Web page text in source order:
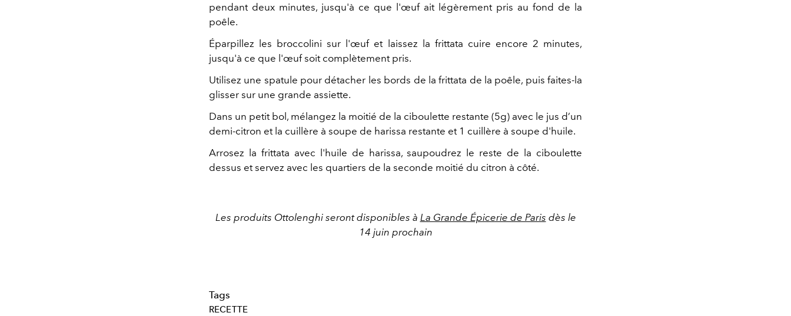
pendant deux minutes, jusqu'à ce que l'œuf ait légèrement pris au fond de la
poêle.
Éparpillez les broccolini sur l'œuf et laissez la frittata cuire encore 2 minutes,
jusqu'à ce que l'œuf soit complètement pris.
Utilisez une spatule pour détacher les bords de la frittata de la poêle, puis faites-la
glisser sur une grande assiette.
Dans un petit bol, mélangez la moitié de la ciboulette restante (5g) avec le jus d’un
demi-citron et la cuillère à soupe de harissa restante et 1 cuillère à soupe d'huile.
Arrosez la frittata avec l'huile de harissa, saupoudrez le reste de la ciboulette
dessus et servez avec les quartiers de la seconde moitié du citron à côté.
Les produits Ottolenghi seront disponibles à La Grande Épicerie de Paris dès le
14 juin prochain
Tags
RECETTE